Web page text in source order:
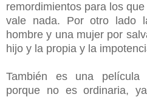
remordimientos para los
vale nada. Por otro lado
hombre y una mujer por
hijo y la propia y la
También es una película
porque no es ordinaria,